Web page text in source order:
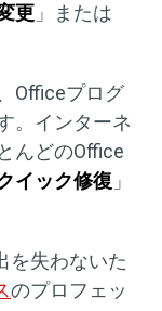
更 」または
Officeプログ
。インターネ
んどのOffice
イック修復 」
を失わないた
のプロフェッ